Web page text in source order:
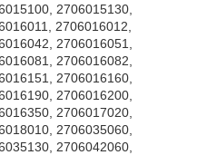
2706015130,
2706016012,
2706016051,
2706016082,
2706016160,
2706016200,
2706017020,
2706035060,
2706042060,